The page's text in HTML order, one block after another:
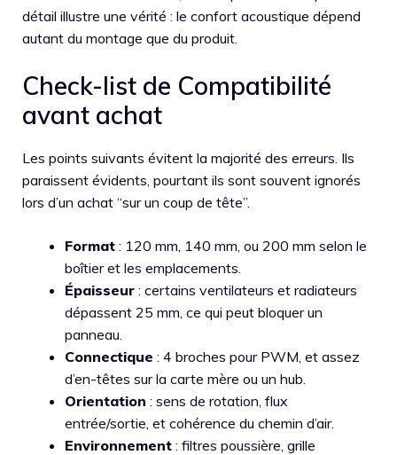
détail illustre une vérité : le confort acoustique dépend
autant du montage que du produit.
Check-list de Compatibilité
avant achat
Les points suivants évitent la majorité des erreurs. Ils
paraissent évidents, pourtant ils sont souvent ignorés
lors d’un achat “sur un coup de tête”.
Format : 120 mm, 140 mm, ou 200 mm selon le
boîtier et les emplacements.
Épaisseur : certains ventilateurs et radiateurs
dépassent 25 mm, ce qui peut bloquer un
panneau.
Connectique : 4 broches pour PWM, et assez
d’en-têtes sur la carte mère ou un hub.
Orientation : sens de rotation, flux
entrée/sortie, et cohérence du chemin d’air.
Environnement : filtres poussière, grille